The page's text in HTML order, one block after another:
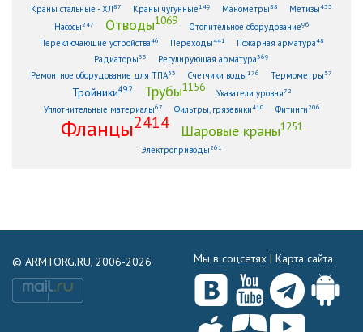
Краны стальные - ХЛ87 Краны чугунные149 Манометры88 Метизы433
Насосы 247 Отводы1069 Отопительное оборудование96
Переключающие устройства46 Переходы441 Пожарная арматура48
Радиаторы33 Регулирующая арматура369
Ремонтное оборудование для ТПА53 Счетчики воды176 Термометры 57
Тройники492 Трубы1156 Указатели уровня72
Уплотнительные материалы67 Фильтры, грязевики410 Фитинги 206
Фланцы2414 Шаровые краны1251
Электроприводы 261
© ARMTORG.RU, 2006-2026 Мы в соцсетях | Карта сайта